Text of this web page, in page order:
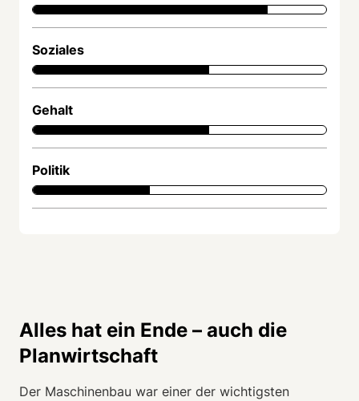
Soziales
Gehalt
Politik
Alles hat ein Ende – auch die
Planwirtschaft
Der Maschinenbau war einer der wichtigsten